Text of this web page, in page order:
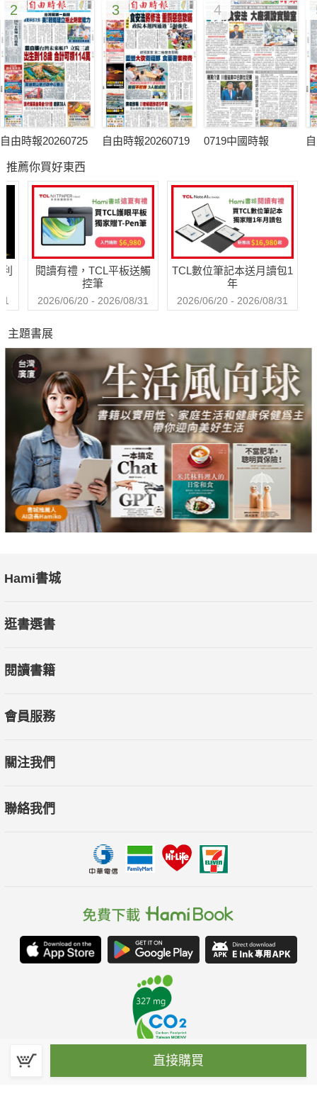
2
自由時報20260725
3
自由時報20260719
4
0719中國時報
推薦你買好東西
閱讀有禮，TCL平板送觸
控筆
2026/06/20 - 2026/08/31
TCL數位筆記本送月讀包1
年
2026/06/20 - 2026/08/31
直接購買
主題書展
Hami書城
逛書選書
閱讀書籍
會員服務
關注我們
聯絡我們